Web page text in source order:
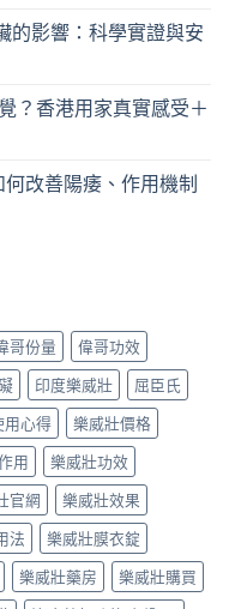
的影響：科學實證與安
？香港用家真實感受＋
改善陽痿、作用機制
哥份量
偉哥功效
印度樂威壯
屈臣氏
用心得
樂威壯價格
用
樂威壯功效
官網
樂威壯效果
法
樂威壯膜衣錠
樂威壯藥房
樂威壯購買